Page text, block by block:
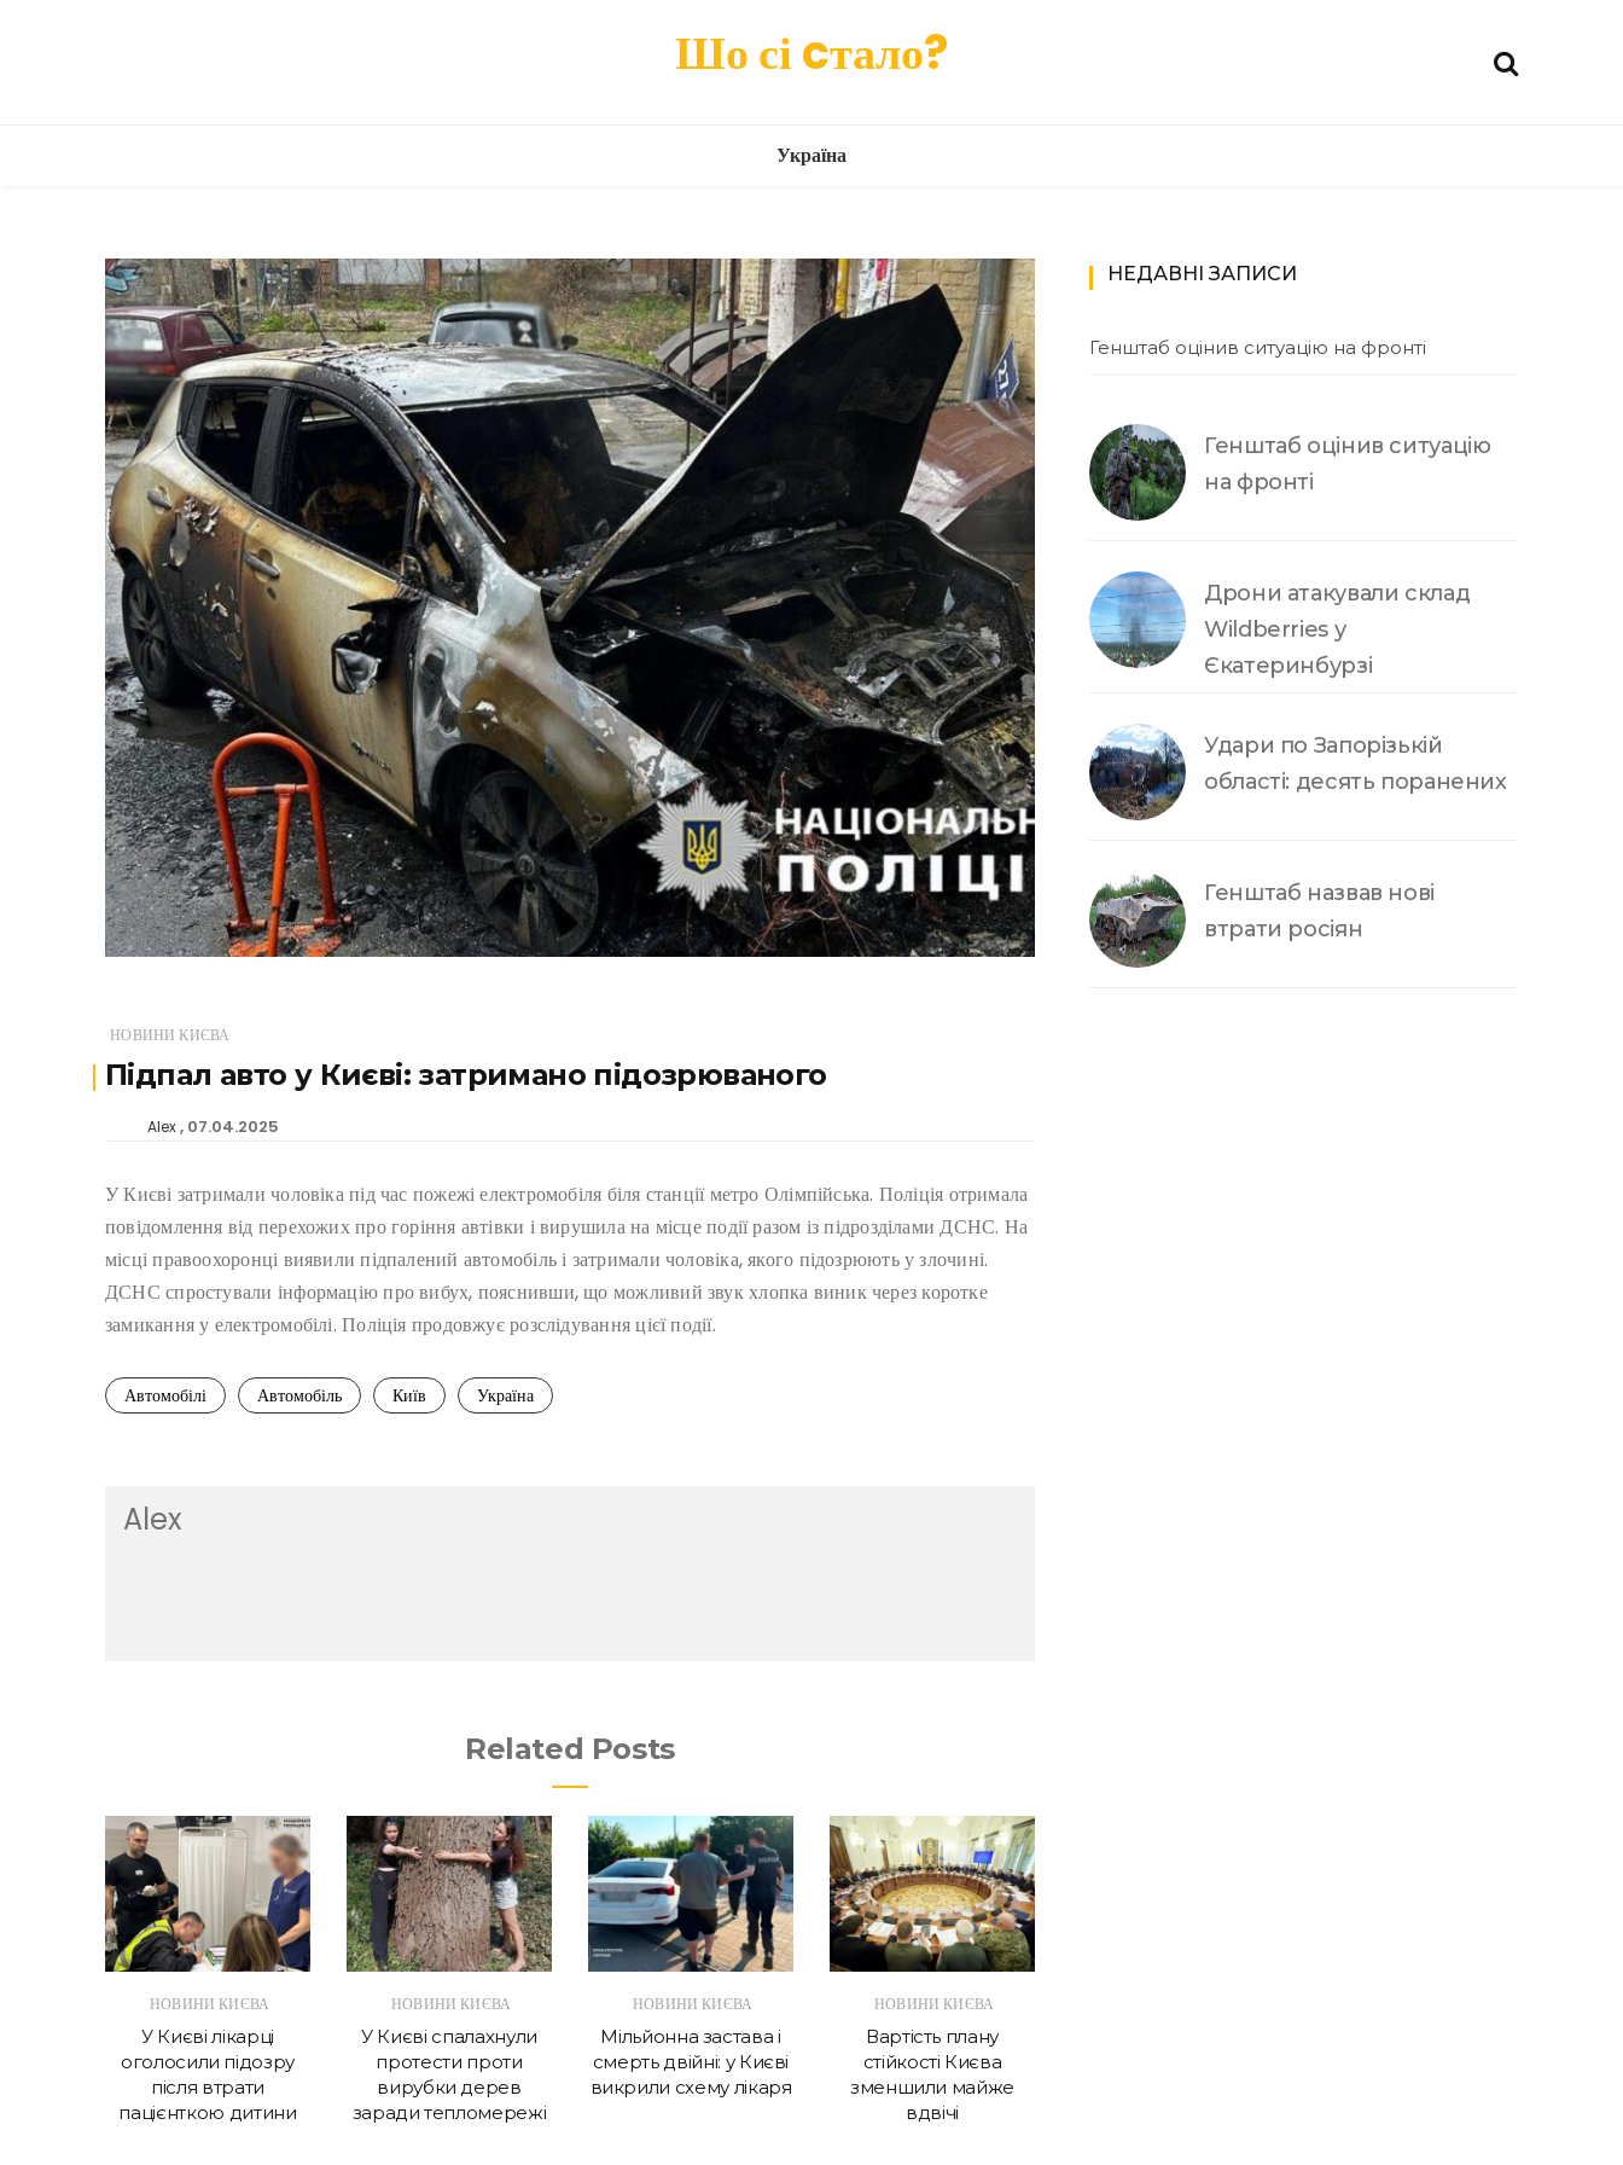
Шо сі cтало?
Україна
НОВИНИ КИЄВА
Підпал авто у Києві: затримано підозрюваного
Alex 07.04.2025
У Києві затримали чоловіка під час пожежі електромобіля біля станції метро Олімпійська. Поліція отримала
повідомлення від перехожих про горіння автівки і вирушила на місце події разом із підрозділами ДСНС. На
місці правоохоронці виявили підпалений автомобіль і затримали чоловіка, якого підозрюють у злочині.
ДСНС спростували інформацію про вибух, пояснивши, що можливий звук хлопка виник через коротке
замикання у електромобілі. Поліція продовжує розслідування цієї події.
Автомобілі Автомобіль Київ Україна
Alex
Related Posts
НОВИНИ КИЄВА
У Києві лікарці
оголосили підозру
після втрати
пацієнткою дитини
НОВИНИ КИЄВА
У Києві спалахнули
протести проти
вирубки дерев
заради тепломережі
НОВИНИ КИЄВА
Мільйонна застава і
смерть двійні: у Києві
викрили схему лікаря
НОВИНИ КИЄВА
Вартість плану
стійкості Києва
зменшили майже
вдвічі
НЕДАВНІ ЗАПИСИ
Генштаб оцінив ситуацію на фронті
Генштаб оцінив ситуацію
на фронті
Дрони атакували склад
Wildberries у
Єкатеринбурзі
Удари по Запорізькій
області: десять поранених
Генштаб назвав нові
втрати росіян